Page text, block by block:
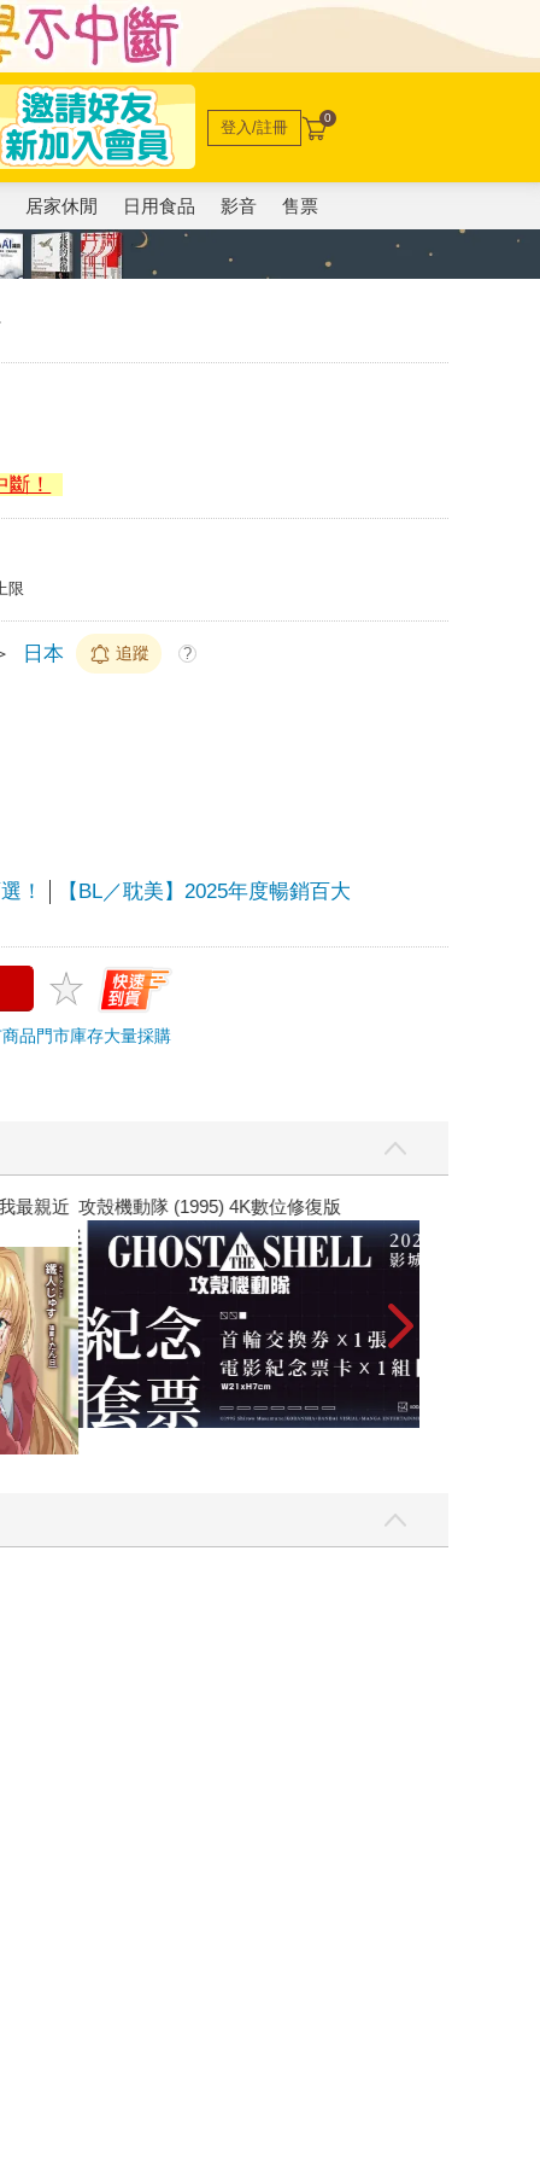
登入/註冊 0
居家休閒 日用食品 影音 售票
！
限
日本 追蹤 ?
！ 【BL／耽美】2025年度暢銷百大
品門市庫存大量採購